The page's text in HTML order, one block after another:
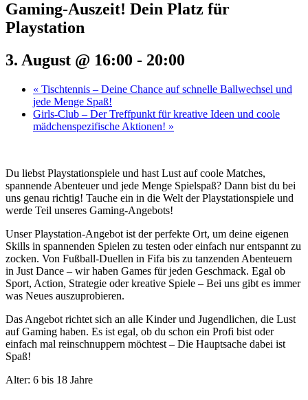
Gaming-Auszeit! Dein Platz für
Playstation
3. August @ 16:00 - 20:00
« Tischtennis – Deine Chance auf schnelle Ballwechsel und
jede Menge Spaß!
Girls-Club – Der Treffpunkt für kreative Ideen und coole
mädchenspezifische Aktionen! »
Du liebst Playstationspiele und hast Lust auf coole Matches,
spannende Abenteuer und jede Menge Spielspaß? Dann bist du bei
uns genau richtig! Tauche ein in die Welt der Playstationspiele und
werde Teil unseres Gaming-Angebots!
Unser Playstation-Angebot ist der perfekte Ort, um deine eigenen
Skills in spannenden Spielen zu testen oder einfach nur entspannt zu
zocken. Von Fußball-Duellen in Fifa bis zu tanzenden Abenteuern
in Just Dance – wir haben Games für jeden Geschmack. Egal ob
Sport, Action, Strategie oder kreative Spiele – Bei uns gibt es immer
was Neues auszuprobieren.
Das Angebot richtet sich an alle Kinder und Jugendlichen, die Lust
auf Gaming haben. Es ist egal, ob du schon ein Profi bist oder
einfach mal reinschnuppern möchtest – Die Hauptsache dabei ist
Spaß!
Alter: 6 bis 18 Jahre